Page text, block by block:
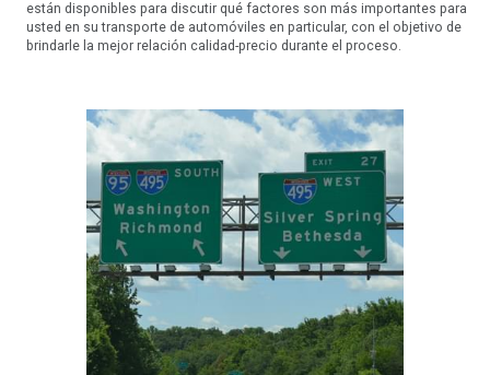
están disponibles para discutir qué factores son más importantes para
usted en su transporte de automóviles en particular, con el objetivo de
brindarle la mejor relación calidad-precio durante el proceso.